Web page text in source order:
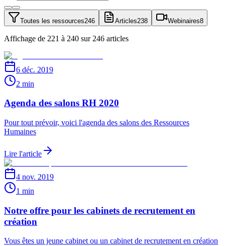
Toutes les ressources246 Articles238 Webinaires8
Affichage de 221 à 240 sur 246 articles
6 déc. 2019
2 min
Agenda des salons RH 2020
Pour tout prévoir, voici l'agenda des salons des Ressources
Humaines
Lire l'article
4 nov. 2019
1 min
Notre offre pour les cabinets de recrutement en
création
Vous êtes un jeune cabinet ou un cabinet de recrutement en création